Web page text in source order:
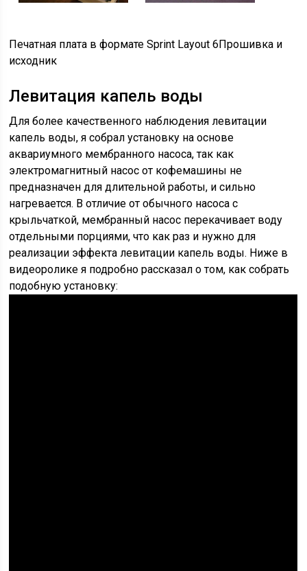
Печатная плата в формате Sprint Layout 6Прошивка и
исходник
Левитация капель воды
Для более качественного наблюдения левитации
капель воды, я собрал установку на основе
аквариумного мембранного насоса, так как
электромагнитный насос от кофемашины не
предназначен для длительной работы, и сильно
нагревается. В отличие от обычного насоса с
крыльчаткой, мембранный насос перекачивает воду
отдельными порциями, что как раз и нужно для
реализации эффекта левитации капель воды. Ниже в
видеоролике я подробно рассказал о том, как собрать
подобную установку: